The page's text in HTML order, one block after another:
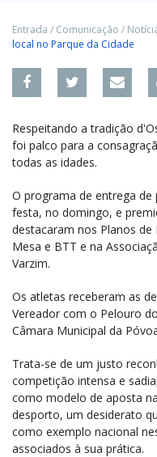
Entrada / Comunicação /
local no Parque da Cidade
Respeitando a tradição
foi palco para a
todas as idades.
O programa de entrega
festa, no domingo, e
destacaram nos Planos
Mesa e BTT e na
Varzim.
Os atletas receberam as
Vereador com o Pelouro
Câmara Municipal da
Trata-se de um justo
competição intensa e
como modelo de aposta
desporto, um desiderato
como exemplo nacional
associados à sua prática.